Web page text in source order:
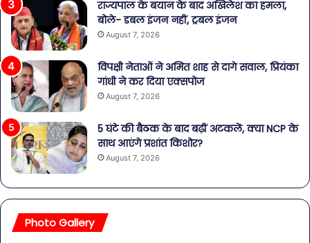
राज्यपाल के बयान के बाद अखिलेश का हमला,
बोले- डबल इंजन नहीं, ट्रबल इंजन
August 7, 2026
विपक्षी नेताओं ने अमित शाह से दागे सवाल, प्रियंका
गांधी ने कर दिया एक्सपोज
August 7, 2026
5 घंटे की बैठक के बाद बढ़ीं अटकलें, क्या NCP के
साथ आएंगे प्रशांत किशोर?
August 7, 2026
Photo Gallery